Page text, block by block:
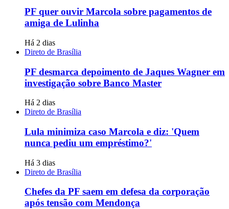
PF quer ouvir Marcola sobre pagamentos de
amiga de Lulinha
Há 2 dias
Direto de Brasília
PF desmarca depoimento de Jaques Wagner em
investigação sobre Banco Master
Há 2 dias
Direto de Brasília
Lula minimiza caso Marcola e diz: 'Quem
nunca pediu um empréstimo?'
Há 3 dias
Direto de Brasília
Chefes da PF saem em defesa da corporação
após tensão com Mendonça